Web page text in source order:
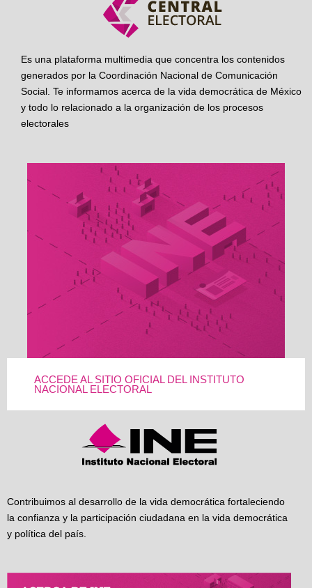
Es una plataforma multimedia que concentra los contenidos
generados por la Coordinación Nacional de Comunicación
Social. Te informamos acerca de la vida democrática de México
y todo lo relacionado a la organización de los procesos
electorales
ACCEDE AL SITIO OFICIAL DEL INSTITUTO
NACIONAL ELECTORAL
Contribuimos al desarrollo de la vida democrática fortaleciendo
la confianza y la participación ciudadana en la vida democrática
y política del país.